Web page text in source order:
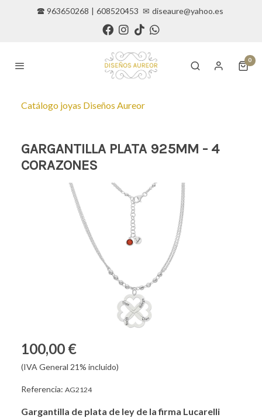
🕿 963650268 | 608520453 ✉ diseaure@yahoo.es
0
Catálogo joyas Diseños Aureor
GARGANTILLA PLATA 925MM - 4
CORAZONES
100,00 €
(IVA General 21% incluido)
Referencia: AG2124
Gargantilla de plata de ley de la firma Lucarelli